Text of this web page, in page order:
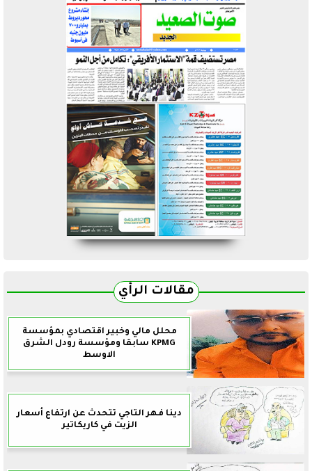
مقالات الرأي
محلل مالي وخبير اقتصادي بمؤسسة
KPMG سابقا ومؤسسة رودل الشرق
الاوسط
دينا فهر التاجي تتحدث عن ارتفاع أسعار
الزيت في كاريكاتير